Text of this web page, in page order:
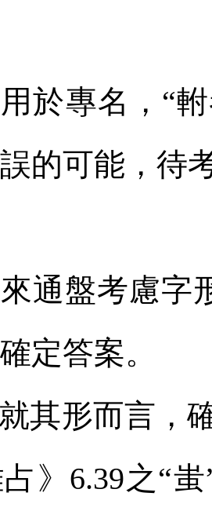
於專名，“
的可能，待
通盤考慮字
定答案。
其形而言，
》 6.39之“